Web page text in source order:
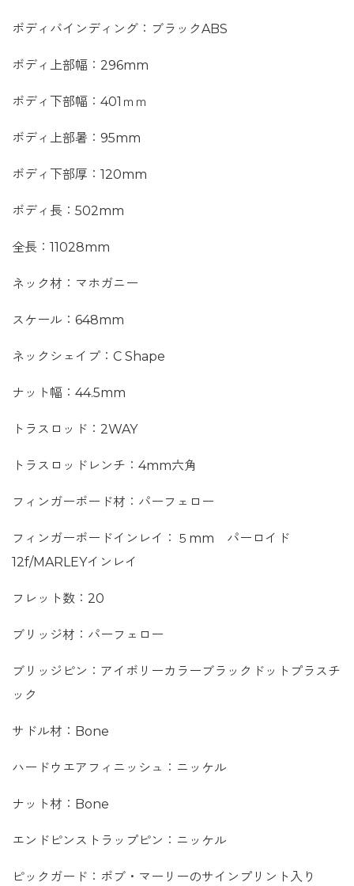
ボディバインディング：ブラックABS
ボディ上部幅：296mm
ボディ下部幅：401ｍｍ
ボディ上部暑：95mm
ボディ下部厚：120mm
ボディ長：502mm
全長：11028mm
ネック材：マホガニー
スケール：648mm
ネックシェイプ：C Shape
ナット幅：44.5mm
トラスロッド：2WAY
トラスロッドレンチ：4mm六角
フィンガーボード材：パーフェロー
フィンガーボードインレイ：５mm パーロイド
12f/MARLEYインレイ
フレット数：20
ブリッジ材：パーフェロー
ブリッジピン：アイボリーカラーブラックドットプラスチ
ック
サドル材：Bone
ハードウエアフィニッシュ：ニッケル
ナット材：Bone
エンドピンストラップピン：ニッケル
ピックガード：ボブ・マーリーのサインプリント入り